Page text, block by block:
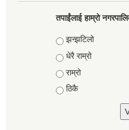
तपाईंलाई हाम्रो
Choices
झन्झटिलो
धेरै राम्रो
राम्रो
ठिकै